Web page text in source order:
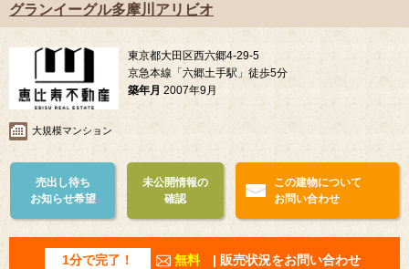
グランイーグル多摩川アリビオ
東京都大田区西六郷4-29-5
京急本線「六郷土手駅」徒歩5分
築年月 2007年9月
大規模マンション
売出し待ち
お知らせ希望
未公開情報の
確認
この建物について
お問い合わせ
1分で完了！ 無料 | 販売状況をお問い合わせ